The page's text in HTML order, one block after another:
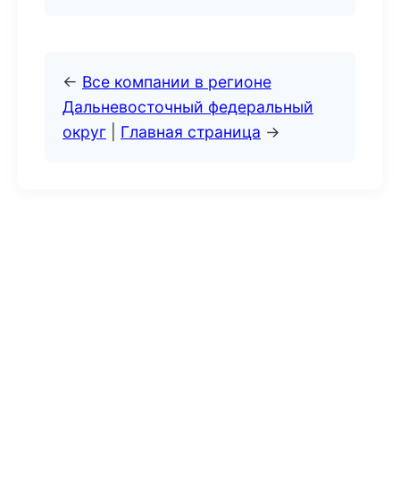
← Все компании в регионе
Дальневосточный федеральный
округ
Главная страница →